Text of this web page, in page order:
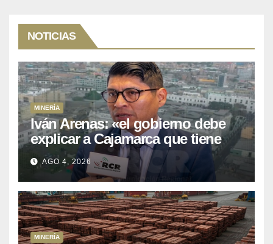
NOTICIAS
MINERÍA
Iván Arenas: «el gobierno debe
explicar a Cajamarca que tiene
US$ 16 mil millones en proyectos
mineros para salir de la pobreza
AGO 4, 2026
MINERÍA